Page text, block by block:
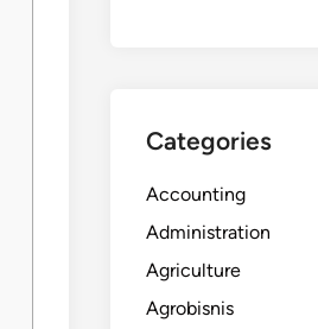
Categories
Accounting
Administration
Agriculture
Agrobisnis